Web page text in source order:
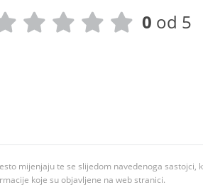
0 od 5
mijenjaju te se slijedom navedenoga
koje su objavljene na web stranici.